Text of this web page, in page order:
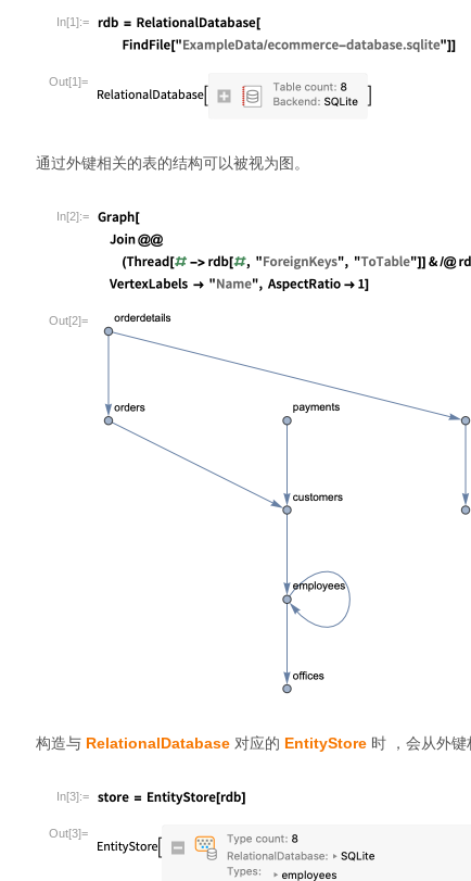
In[1]:=
Out[1]=
通过外键相关的表的结构可以被视为图。
In[2]:=
Out[2]=
构造与 RelationalDatabase 对应的 EntityStore 时 ，会从外键
In[3]:=
Out[3]=